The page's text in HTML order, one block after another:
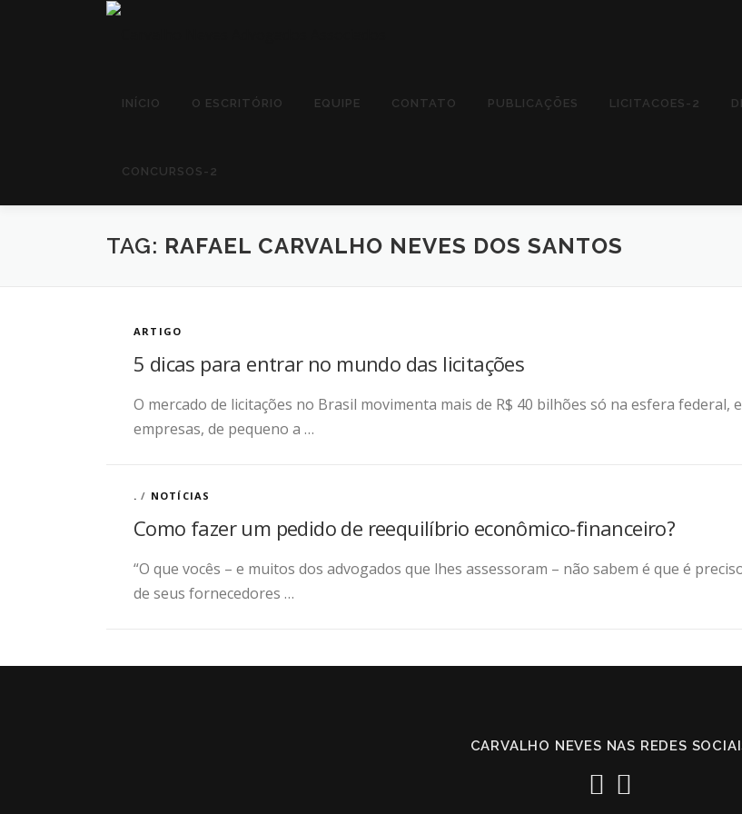
INÍCIO O ESCRITÓRIO EQUIPE CONTATO PUBLICAÇÕES LICITACOES-2
CONCURSOS-2
TAG: RAFAEL CARVALHO NEVES DOS SANTOS
ARTIGO
5 dicas para entrar no mundo das licitações
O mercado de licitações no Brasil movimenta mais de R$ 40 bilhões só na esfera
empresas, de pequeno a …
. / NOTÍCIAS
Como fazer um pedido de reequilíbrio econômico-financeiro?
“O que vocês – e muitos dos advogados que lhes assessoram – não sabem é que é
de seus fornecedores …
CARVALHO NEVES NAS REDES